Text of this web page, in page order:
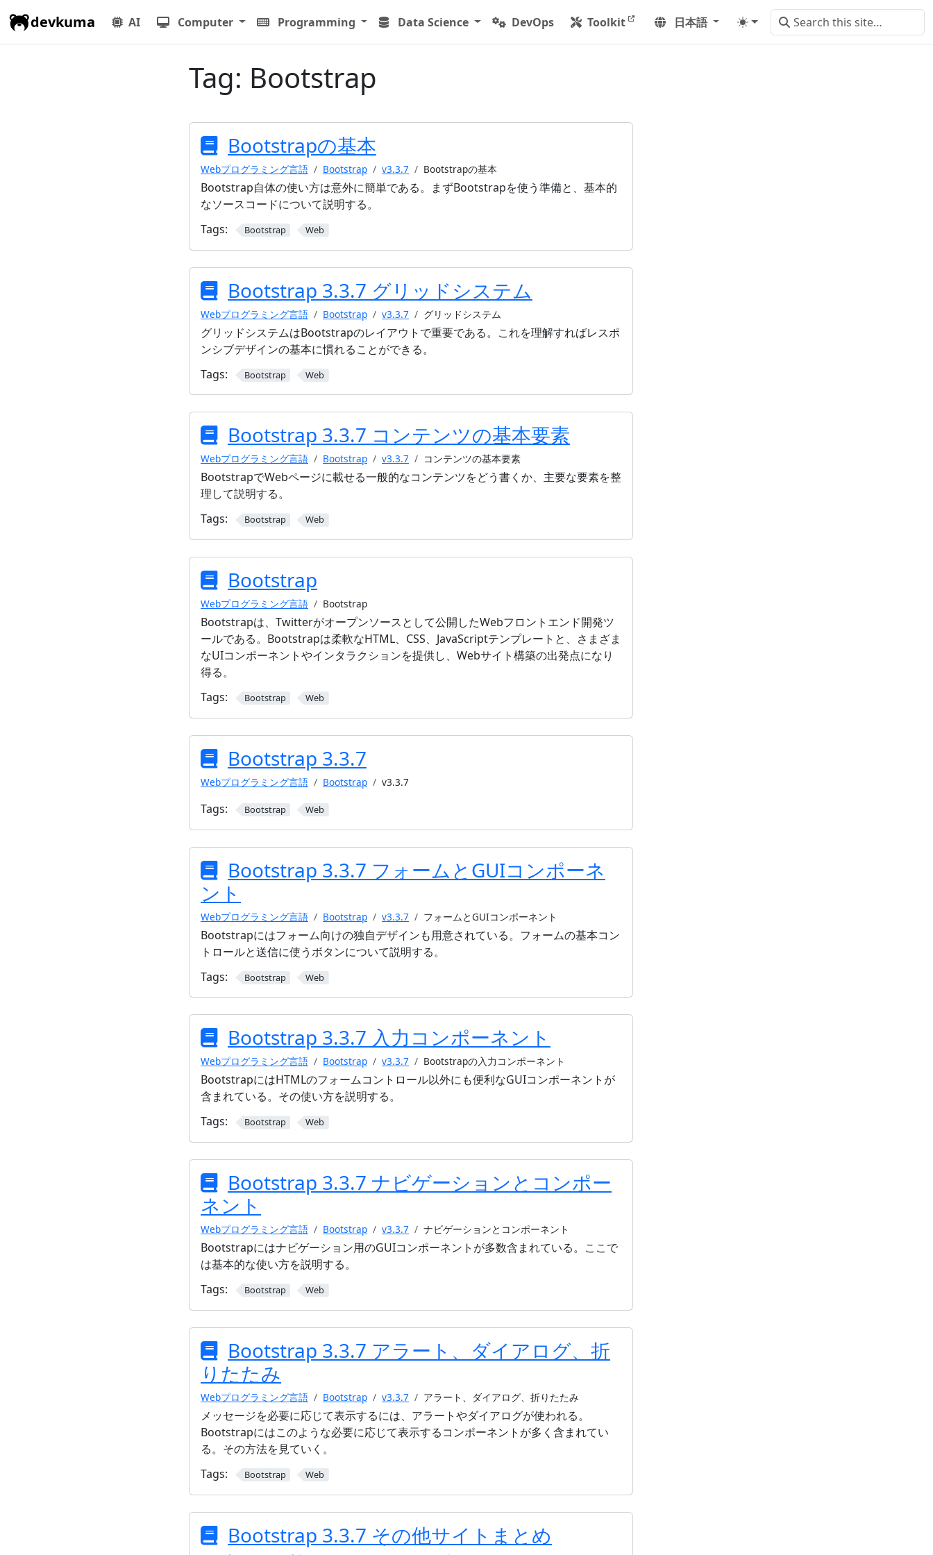
devkuma AI Computer Programming Data Science DevOps Toolkit 日本語
Tag: Bootstrap
Bootstrapの基本
Webプログラミング言語 Bootstrap v3.3.7 Bootstrapの基本
Bootstrap自体の使い方は意外に簡単である。まずBootstrapを使う準備と、基本的
なソースコードについて説明する。
Tags:
Bootstrap Web
Bootstrap 3.3.7 グリッドシステム
Webプログラミング言語 Bootstrap v3.3.7 グリッドシステム
グリッドシステムはBootstrapのレイアウトで重要である。これを理解すればレスポ
ンシブデザインの基本に慣れることができる。
Tags:
Bootstrap Web
Bootstrap 3.3.7 コンテンツの基本要素
Webプログラミング言語 Bootstrap v3.3.7 コンテンツの基本要素
BootstrapでWebページに載せる一般的なコンテンツをどう書くか、主要な要素を整
理して説明する。
Tags:
Bootstrap Web
Bootstrap
Webプログラミング言語 Bootstrap
Bootstrapは、Twitterがオープンソースとして公開したWebフロントエンド開発ツ
ールである。Bootstrapは柔軟なHTML、CSS、JavaScriptテンプレートと、さまざま
なUIコンポーネントやインタラクションを提供し、Webサイト構築の出発点になり
得る。
Tags:
Bootstrap Web
Bootstrap 3.3.7
Webプログラミング言語 Bootstrap v3.3.7
Tags: Bootstrap Web
Bootstrap 3.3.7 フォームとGUIコンポーネ
ント
Webプログラミング言語 Bootstrap v3.3.7 フォームとGUIコンポーネント
Bootstrapにはフォーム向けの独自デザインも用意されている。フォームの基本コン
トロールと送信に使うボタンについて説明する。
Tags:
Bootstrap Web
Bootstrap 3.3.7 入力コンポーネント
Webプログラミング言語 Bootstrap v3.3.7 Bootstrapの入力コンポーネント
BootstrapにはHTMLのフォームコントロール以外にも便利なGUIコンポーネントが
含まれている。その使い方を説明する。
Tags:
Bootstrap Web
Bootstrap 3.3.7 ナビゲーションとコンポー
ネント
Webプログラミング言語 Bootstrap v3.3.7 ナビゲーションとコンポーネント
Bootstrapにはナビゲーション用のGUIコンポーネントが多数含まれている。ここで
は基本的な使い方を説明する。
Tags:
Bootstrap Web
Bootstrap 3.3.7 アラート、ダイアログ、折
りたたみ
Webプログラミング言語 Bootstrap v3.3.7 アラート、ダイアログ、折りたたみ
メッセージを必要に応じて表示するには、アラートやダイアログが使われる。
Bootstrapにはこのような必要に応じて表示するコンポーネントが多く含まれてい
る。その方法を見ていく。
Tags:
Bootstrap Web
Bootstrap 3.3.7 その他サイトまとめ